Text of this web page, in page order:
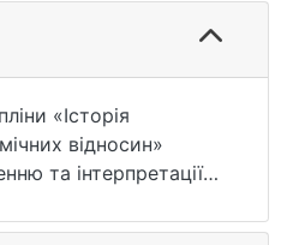
URL:
handle/15071834/1385
«Історія
відносин»
та інтерпретації
економічних